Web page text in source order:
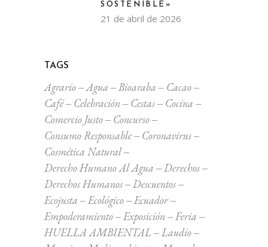
SOSTENIBLE»
21 de abril de 2026
TAGS
Agrario Agua Bioaraba
Cacao
Café
Celebración Cestas
Cocina
Comercio Justo
Concurso
Consumo Responsable
Coronavirus
Cosmética Natural
Derecho Humano Al Agua
Derechos
Derechos Humanos
Descuentos
Ecojusta
Ecológico
Ecuador
Empoderamiento
Exposición
Feria
HUELLA AMBIENTAL
Laudio